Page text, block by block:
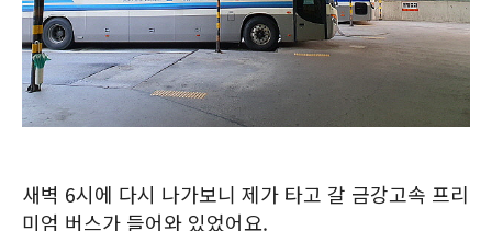
새벽 6시에 다시 나가보니 제가 타고 갈 금강고속 프리
미엄 버스가 들어와 있었어요.